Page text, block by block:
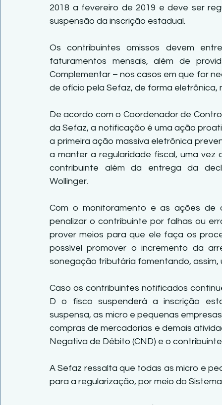
2018 a fevereiro de 2019 e deve ser
suspensão da inscrição estadual.
Os contribuintes omissos devem
faturamentos mensais, além de
Complementar – nos casos em que for
de ofício pela Sefaz, de forma
De acordo com o Coordenador de
da Sefaz, a notificação é uma ação
a primeira ação massiva eletrônica
a manter a regularidade fiscal, uma
contribuinte além da entrega da
Wollinger.
Com o monitoramento e as ações de
penalizar o contribuinte por falhas ou
prover meios para que ele faça os
possível promover o incremento da
sonegação tributária fomentando, assim,
Caso os contribuintes notificados
D o fisco suspenderá a inscrição
suspensa, as micro e pequenas
compras de mercadorias e demais
Negativa de Débito (CND) e o
A Sefaz ressalta que todas as micro e
para a regularização, por meio do